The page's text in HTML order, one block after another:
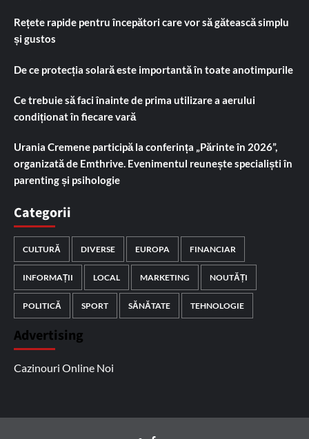
Rețete rapide pentru începători care vor să gătească simplu
și gustos
De ce protecția solară este importantă în toate anotimpurile
Ce trebuie să faci înainte de prima utilizare a aerului
condiționat în fiecare vară
Urania Cremene participă la conferința „Părinte în 2026”,
organizată de Emthrive. Evenimentul reunește specialiști în
parenting și psihologie
Categorii
CULTURĂ DIVERSE EUROPA FINANCIAR
INFORMAȚII LOCAL MARKETING NOUTĂȚI
POLITICĂ SPORT SĂNĂTATE TEHNOLOGIE
Advertising
Cazinouri Online Noi